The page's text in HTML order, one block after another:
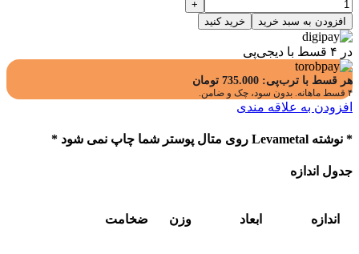
افزودن به سبد خرید خرید کنید
در ۴ قسط با دیجی‌پی
هر قسط با ترب‌پی: 735.000 تومان
۴ قسط ماهانه. بدون سود، چک و ضامن.
افزودن به علاقه مندی
* نوشته Levametal روی متال پوستر شما چاپ نمی شود *
جدول اندازه
اندازه ابعاد وزن ضخامت